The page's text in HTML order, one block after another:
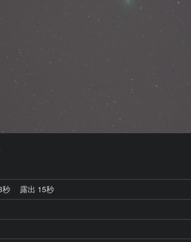
秒
露出 15秒